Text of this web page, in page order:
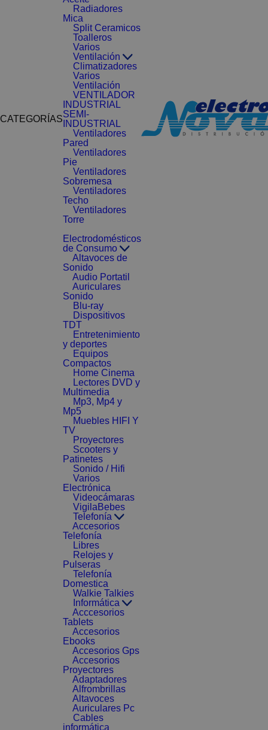
CATEGORÍAS
Radiadores
Mica
Split Ceramicos
Toalleros
Varios
Ventilación
Climatizadores
Varios
Ventilación
VENTILADOR
INDUSTRIAL
SEMI-
INDUSTRIAL
Ventiladores
Pared
Ventiladores
Pie
Ventiladores
Sobremesa
Ventiladores
Techo
Ventiladores
Torre
Electrodomésticos
de Consumo
Altavoces de
Sonido
Audio Portatil
Auriculares
Sonido
Blu-ray
Dispositivos
TDT
Entretenimiento
y deportes
Equipos
Compactos
Home Cinema
Lectores DVD y
Multimedia
Mp3, Mp4 y
Mp5
Muebles HIFI Y
TV
Proyectores
Scooters y
Patinetes
Sonido / Hifi
Varios
Electrónica
Videocámaras
VigilaBebes
Telefonía
Accesorios
Telefonía
Libres
Relojes y
Pulseras
Telefonía
Domestica
Walkie Talkies
Informática
Acccesorios
Tablets
Accesorios
Ebooks
Accesorios Gps
Accesorios
Proyectores
Adaptadores
Alfrombrillas
Altavoces
Auriculares Pc
Cables
informática